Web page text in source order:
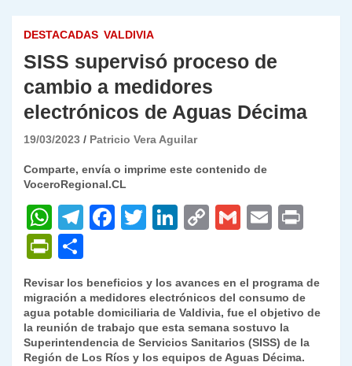
DESTACADAS VALDIVIA
SISS supervisó proceso de
cambio a medidores
electrónicos de Aguas Décima
19/03/2023 Patricio Vera Aguilar
Comparte, envía o imprime este contenido de
VoceroRegional.CL
W
h
at
s
A
p
T
gr
a
m
F
e
b
o
T
er
Li
e
dI
n
C
y
Li
n
G
l
E
l
P
ri
nt
Fr
ie
o
m
p
ar
Revisar los beneficios y los avances en el programa de
migración a medidores electrónicos del consumo de
agua potable domiciliaria de Valdivia, fue el objetivo de
la reunión de trabajo que esta semana sostuvo la
Superintendencia de Servicios Sanitarios (SISS) de la
Región de Los Ríos y los equipos de Aguas Décima.